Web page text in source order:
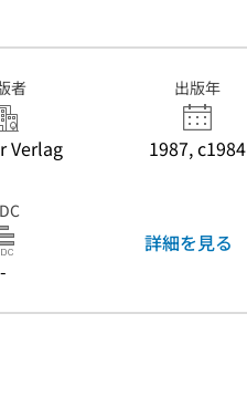
者
Verlag
出版年
1987, c1984
-
詳細を見る